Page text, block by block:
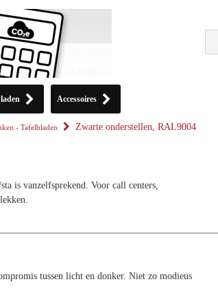
Accessoires
- Tafelbladen Zwarte onderstellen, RAL9004
is vanzelfsprekend. Voor call centers,
tussen licht en donker. Niet zo modieus